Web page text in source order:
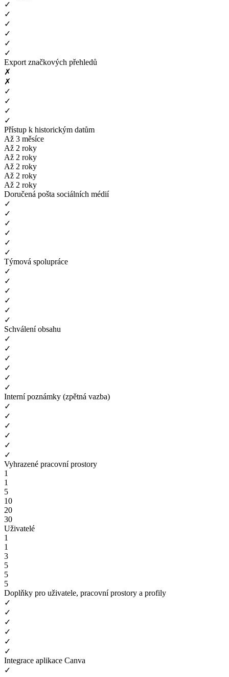
✓
✓
✓
✓
✓
✓
Export značkových přehledů
✗
✗
✓
✓
✓
✓
Přístup k historickým datům
Až 3 měsíce
Až 2 roky
Až 2 roky
Až 2 roky
Až 2 roky
Až 2 roky
Doručená pošta sociálních médií
✓
✓
✓
✓
✓
✓
Týmová spolupráce
✓
✓
✓
✓
✓
✓
Schválení obsahu
✓
✓
✓
✓
✓
✓
Interní poznámky (zpětná vazba)
✓
✓
✓
✓
✓
✓
Vyhrazené pracovní prostory
1
1
5
10
20
30
Uživatelé
1
1
3
5
5
5
Doplňky pro uživatele, pracovní prostory a profily
✓
✓
✓
✓
✓
✓
Integrace aplikace Canva
✓